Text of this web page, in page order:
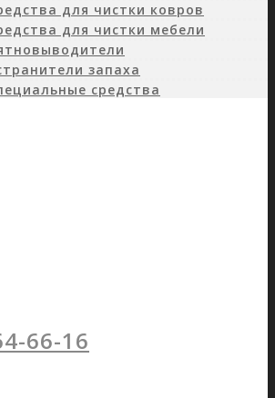
для чистки ковров
для чистки мебели
запаха
средства
66-16